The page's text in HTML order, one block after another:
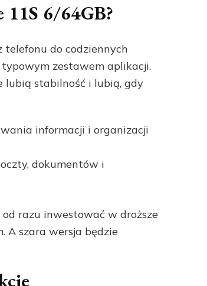
6/64GB?
telefonu do codziennych
typowym zestawem aplikacji.
lubią stabilność i lubią, gdy
informacji i organizacji
dokumentów i
razu inwestować w droższe
A szara wersja będzie